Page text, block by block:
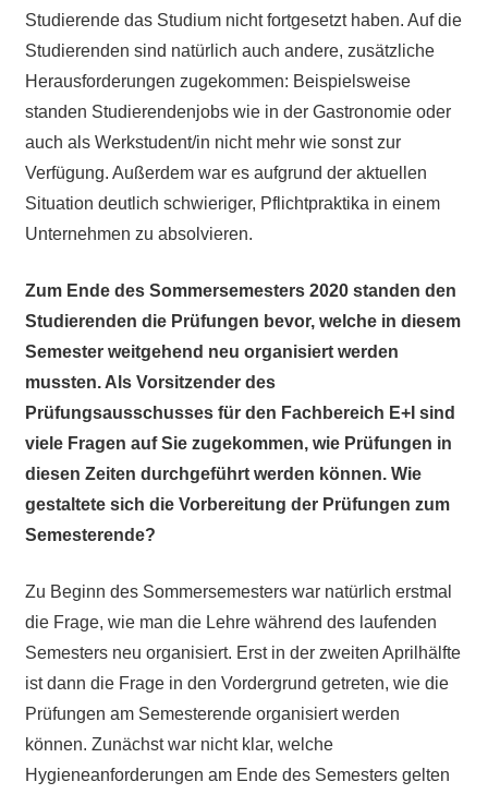
Studierende das Studium nicht fortgesetzt haben. Auf die
Studierenden sind natürlich auch andere, zusätzliche
Herausforderungen zugekommen: Beispielsweise
standen Studierendenjobs wie in der Gastronomie oder
auch als Werkstudent/in nicht mehr wie sonst zur
Verfügung. Außerdem war es aufgrund der aktuellen
Situation deutlich schwieriger, Pflichtpraktika in einem
Unternehmen zu absolvieren.
Zum Ende des Sommersemesters 2020 standen den
Studierenden die Prüfungen bevor, welche in diesem
Semester weitgehend neu organisiert werden
mussten. Als Vorsitzender des
Prüfungsausschusses für den Fachbereich E+I sind
viele Fragen auf Sie zugekommen, wie Prüfungen in
diesen Zeiten durchgeführt werden können. Wie
gestaltete sich die Vorbereitung der Prüfungen zum
Semesterende?
Zu Beginn des Sommersemesters war natürlich erstmal
die Frage, wie man die Lehre während des laufenden
Semesters neu organisiert. Erst in der zweiten Aprilhälfte
ist dann die Frage in den Vordergrund getreten, wie die
Prüfungen am Semesterende organisiert werden
können. Zunächst war nicht klar, welche
Hygieneanforderungen am Ende des Semesters gelten